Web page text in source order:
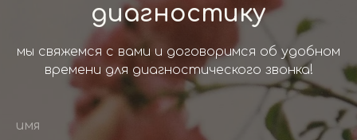
диагностику
мы свяжемся с вами и договоримся об удобном
времени для диагностического звонка!